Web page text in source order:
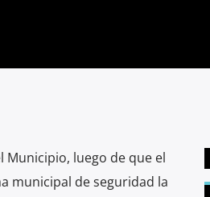
Municipio, luego de que el
municipal de seguridad la